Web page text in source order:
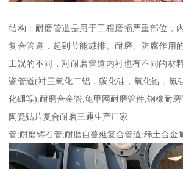
结构：耐磨管道是用于工程磨损严重部位，
复合管道，起到节能减排、耐磨、防腐作用
工况的不同，对耐磨管道内衬也有不同的材
瓷管道(衬三氧化二铝，碳化硅，氧化锆，氮
化硼等);耐磨合金管;龟甲网耐磨管件;钢橡耐
陶瓷贴片复合耐磨三通生产厂家
管;耐磨铸石管;耐磨自蔓延复合管道;稀土合金